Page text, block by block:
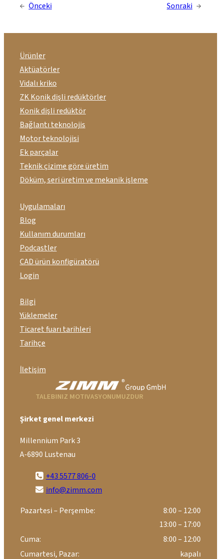
← Önceki Sonraki →
Ürünler
Aktüatörler
Vidalı kriko
ZK Konik dişli redüktörler
Konik dişli redüktör
Bağlantı teknolojis
Motor teknolojisi
Ek parçalar
Teknik çizime göre üretim
Döküm, seri üretim ve mekanik işleme
Uygulamaları
Blog
Kullanım durumları
Podcastler
CAD ürün konfigüratörü
Login
Bilgi
Yüklemeler
Ticaret fuarı tarihleri
Tarihçe
İletişim
TALEBINIZ MOTIVASYONUMUZDUR
Şirket genel merkezi
Millennium Park 3
A-6890 Lustenau
+43 5577 806-0
info@zimm.com
Pazartesi – Perşembe:
8:00 – 12:00
13:00 – 17:00
Cuma:
8:00 – 12:00
Cumartesi, Pazar:
kapalı